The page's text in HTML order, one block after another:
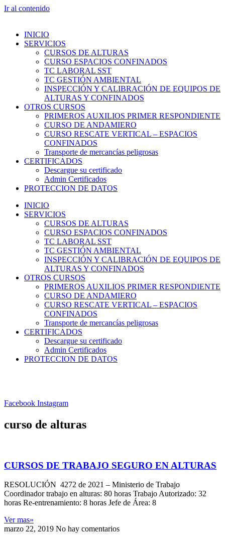
Ir al contenido
INICIO
SERVICIOS
CURSOS DE ALTURAS
CURSO ESPACIOS CONFINADOS
TC LABORAL SST
TC GESTIÓN AMBIENTAL
INSPECCIÓN Y CALIBRACIÓN DE EQUIPOS DE
ALTURAS Y CONFINADOS
OTROS CURSOS
PRIMEROS AUXILIOS PRIMER RESPONDIENTE
CURSO DE ANDAMIERO
CURSO RESCATE VERTICAL – ESPACIOS
CONFINADOS
Transporte de mercancías peligrosas
CERTIFICADOS
Descargue su certificado
Admin Certificados
PROTECCION DE DATOS
INICIO
SERVICIOS
CURSOS DE ALTURAS
CURSO ESPACIOS CONFINADOS
TC LABORAL SST
TC GESTIÓN AMBIENTAL
INSPECCIÓN Y CALIBRACIÓN DE EQUIPOS DE
ALTURAS Y CONFINADOS
OTROS CURSOS
PRIMEROS AUXILIOS PRIMER RESPONDIENTE
CURSO DE ANDAMIERO
CURSO RESCATE VERTICAL – ESPACIOS
CONFINADOS
Transporte de mercancías peligrosas
CERTIFICADOS
Descargue su certificado
Admin Certificados
PROTECCION DE DATOS
Facebook Instagram
curso de alturas
CURSOS DE TRABAJO SEGURO EN ALTURAS
RESOLUCIÓN 4272 de 2021 – Ministerio de Trabajo
Coordinador trabajo en alturas: 80 horas Trabajo Autorizado: 32
horas Re-entrenamiento: 8 horas Jefe de Área: 8
Ver mas»
marzo 22, 2019 No hay comentarios